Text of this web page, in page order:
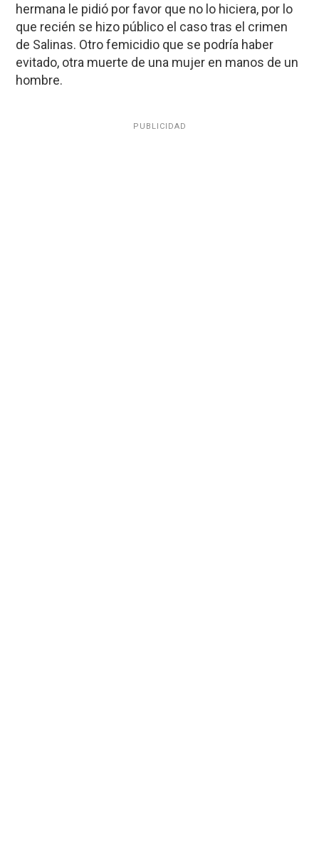
hermana le pidió por favor que no lo hiciera, por lo
que recién se hizo público el caso tras el crimen
de Salinas. Otro femicidio que se podría haber
evitado, otra muerte de una mujer en manos de un
hombre.
PUBLICIDAD